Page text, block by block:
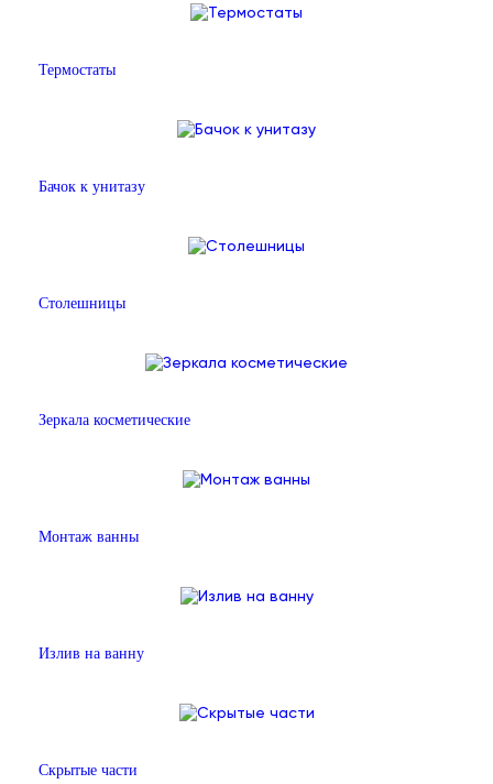
Термостаты
Бачок к унитазу
Столешницы
Зеркала косметические
Монтаж ванны
Излив на ванну
Скрытые части